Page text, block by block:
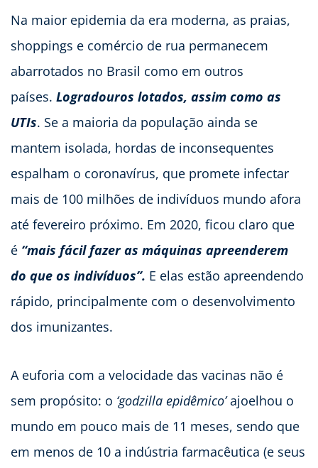
Na maior epidemia da era moderna, as praias,
shoppings e comércio de rua permanecem
abarrotados no Brasil como em outros
países. Logradouros lotados, assim como as
UTIs. Se a maioria da população ainda se
mantem isolada, hordas de inconsequentes
espalham o coronavírus, que promete infectar
mais de 100 milhões de indivíduos mundo afora
até fevereiro próximo. Em 2020, ficou claro que
é “mais fácil fazer as máquinas apreenderem
do que os indivíduos”. E elas estão apreendendo
rápido, principalmente com o desenvolvimento
dos imunizantes.
A euforia com a velocidade das vacinas não é
sem propósito: o ‘godzilla epidêmico’ajoelhou o
mundo em pouco mais de 11 meses, sendo que
em menos de 10 a indústria farmacêutica (e seus